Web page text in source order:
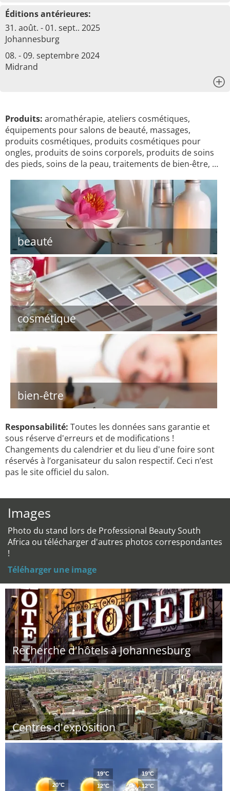
Éditions antérieures:
31. août. - 01. sept.. 2025
Johannesburg
08. - 09. septembre 2024
Midrand
Produits: aromathérapie, ateliers cosmétiques,
équipements pour salons de beauté, massages,
produits cosmétiques, produits cosmétiques pour
ongles, produits de soins corporels, produits de soins
des pieds, soins de la peau, traitements de bien-être, …
beauté
cosmétique
bien-être
Responsabilité: Toutes les données sans garantie et
sous réserve d'erreurs et de modifications !
Changements du calendrier et du lieu d'une foire sont
réservés à l’organisateur du salon respectif. Ceci n’est
pas le site officiel du salon.
Images
Photo du stand lors de Professional Beauty South
Africa ou télécharger d'autres photos correspondantes
!
Téléharger une image
Recherche d'hôtels à Johannesburg
Centres d'exposition
20°C
19°C
12°C
19°C
12°C